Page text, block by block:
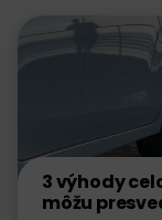
3 výhody
môžu